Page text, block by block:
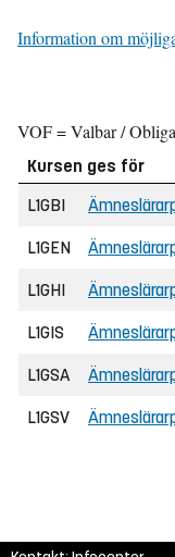
Information om
VOF = Valbar /
Kursen ges för
L1GBI
L1GEN
L1GHI
L1GIS
L1GSA
L1GSV